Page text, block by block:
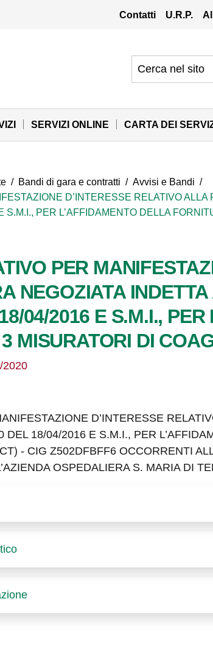
Contatti U.R.P.
SERVIZI ONLINE CARTA DEI
/ Bandi di gara e contratti / Avvisi e Bandi /
D’INTERESSE RELATIVO
S.M.I., PER L’AFFIDAMENTO DELLA
PER
NEGOZIATA INDETTA
04/2016 E S.M.I.,
MISURATORI DI
2020
D’INTERESSE
DEL 18/04/2016 E S.M.I., PER
- CIG Z502DFBFF6 OCCORRENTI
OSPEDALIERA S. MARIA DI